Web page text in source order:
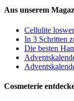
Aus unserem
Cellulite
In 3 Schritten
Die besten
Cosmeterie